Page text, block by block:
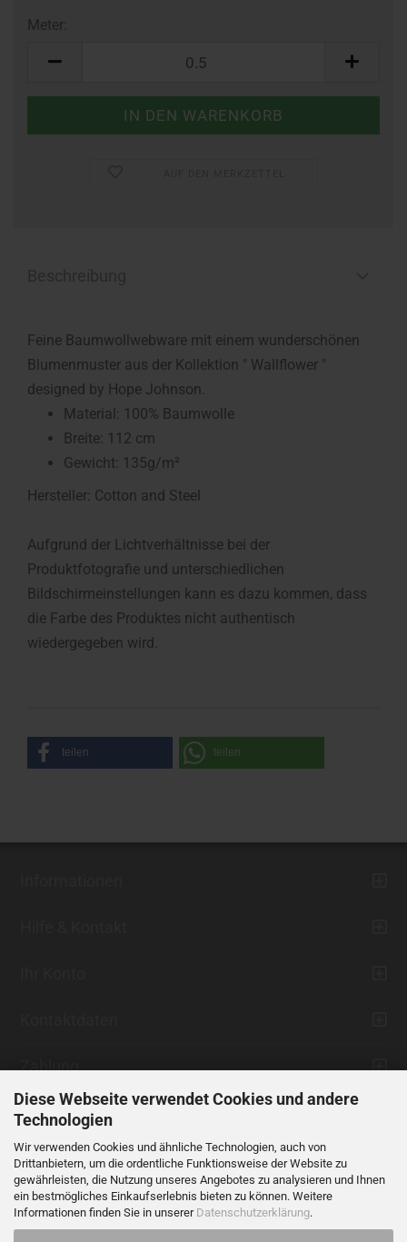
Diese Webseite verwendet Cookies und andere
Technologien
Wir verwenden Cookies und ähnliche Technologien, auch von
Drittanbietern, um die ordentliche Funktionsweise der Website zu
gewährleisten, die Nutzung unseres Angebotes zu analysieren und Ihnen
ein bestmögliches Einkaufserlebnis bieten zu können. Weitere
Informationen finden Sie in unserer Datenschutzerklärung.
Meter:
Feine Baumwollwebware mit einem wunderschönen
Blumenmuster aus der Kollektion " Wallflower "
designed by Hope Johnson.
Material: 100% Baumwolle
Breite: 112 cm
Gewicht: 135g/m²
Hersteller: Cotton and Steel
Aufgrund der Lichtverhältnisse bei der
Produktfotografie und unterschiedlichen
Bildschirmeinstellungen kann es dazu kommen, dass
die Farbe des Produktes nicht authentisch
wiedergegeben wird.
teilen teilen
Zahlung
Vertrag widerrufen